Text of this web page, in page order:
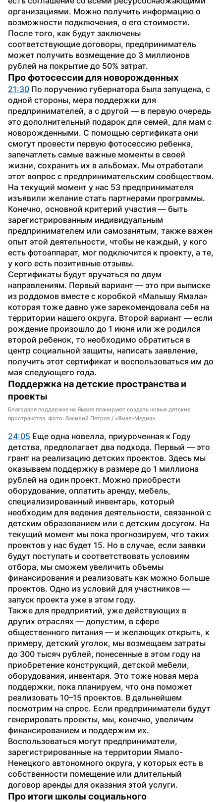
организациями. Можно получить информацию о
возможности подключения, о его стоимости.
После того, как будут заключены
соответствующие договоры, предприниматель
может получить возмещение до 3 миллионов
рублей на покрытие до 50% затрат.
Про фотосессии для новорожденных
21:30 По поручению губернатора была запущена, с
одной стороны, мера поддержки для
предпринимателей, а с другой — в первую очередь
это дополнительный подарок для семей, для мам с
новорожденными. С помощью сертификата они
смогут провести первую фотосессию ребенка,
запечатлеть самые важные моменты в своей
жизни, сохранить их в альбомах. Мы отработали
этот вопрос с предпринимательским сообществом.
На текущий момент у нас 53 предпринимателя
изъявили желание стать партнерами программы.
Конечно, основной критерий участия — быть
зарегистрированным индивидуальным
предпринимателем или самозанятым, также важен
опыт этой деятельности, чтобы не каждый, у кого
есть фотоаппарат, мог подключится к проекту, а те,
у кого есть позитивные отзывы.
Сертификаты будут вручаться по двум
направлениям. Первый вариант — это при выписке
из роддомов вместе с коробкой «Малышу Ямала»
которая тоже давно уже зарекомендовала себя на
территории нашего округа. Второй вариант — если
рождение произошло до 1 июня или же родился
второй ребенок, то необходимо обратиться в
центр социальной защиты, написать заявление,
получить этот сертификат и воспользоваться им до
мая следующего года.
Поддержка на детские пространства и
проекты
Благодаря поддержке на Ямале планируют создать новые детские
пространства. Фото: Василий Петров / «Ямал-Медиа»
24:05 Еще одна новелла, приуроченная к Году
детства, предполагает два подхода. Первый — это
грант на реализацию детских проектов. Здесь мы
оказываем поддержку в размере до 1 миллиона
рублей на один проект. Можно приобрести
оборудование, оплатить аренду, мебель,
специализированный инвентарь, который
необходим для ведения деятельности, связанной с
детским образованием или с детским досугом. На
текущий момент мы пока прогнозируем, что таких
проектов у нас будет 15. Но в случае, если заявки
будут поступать и соответствовать условиям
отбора, мы сможем увеличить объемы
финансирования и реализовать как можно больше
проектов. Одно из условий для участников —
запуск проекта уже в этом году.
Также для предприятий, уже действующих в
других отраслях — допустим, в сфере
общественного питания — и желающих открыть, к
примеру, детский уголок, мы возмещаем затраты
до 300 тысяч рублей, понесенные в этом году на
приобретение конструкций, детской мебели,
оборудования, инвентаря. Это тоже новая мера
поддержки, пока планируем, что она поможет
реализовать 10–15 проектов. В дальнейшем
посмотрим на спрос. Если предприниматели будут
генерировать проекты, мы, конечно, увеличим
финансированием и поддержим их.
Воспользоваться могут предприниматели,
зарегистрированные на территории Ямало-
Ненецкого автономного округа, у которых есть в
собственности помещение или длительный
договор аренды для оказания этой услуги.
Про итоги школы социального